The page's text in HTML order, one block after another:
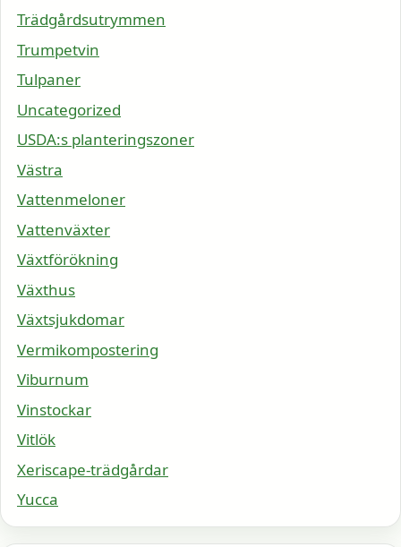
Trädgårdsutrymmen
Trumpetvin
Tulpaner
Uncategorized
USDA:s planteringszoner
Västra
Vattenmeloner
Vattenväxter
Växtförökning
Växthus
Växtsjukdomar
Vermikompostering
Viburnum
Vinstockar
Vitlök
Xeriscape-trädgårdar
Yucca